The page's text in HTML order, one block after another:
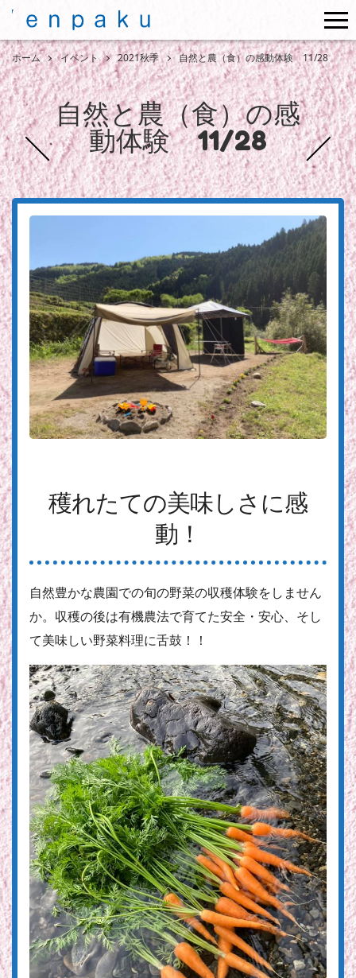
ホーム イベント 2021秋季 自然と農（食）の感動体験 11/28
自然と農（食）の感
動体験 11/28
穫れたての美味しさに感
動！
自然豊かな農園での旬の野菜の収穫体験をしません
か。収穫の後は有機農法で育てた安全・安心、そし
て美味しい野菜料理に舌鼓！！